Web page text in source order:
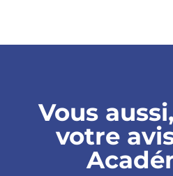
Vous
votre